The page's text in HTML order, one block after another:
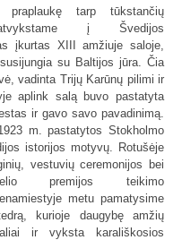
tarp tūkstančių
į Švedijos
įkurtas XIII amžiuje saloje,
su Baltijos jūra. Čia
vadinta Trijų Karūnų pilimi ir
aplink salą buvo pastatyta
ir gavo savo pavadinimą.
m. pastatytos Stokholmo
istorijos motyvų. Rotušėje
vestuvių ceremonijos bei
premijos teikimo
metu pamatysime
kurioje daugybę amžių
ir vyksta karališkosios